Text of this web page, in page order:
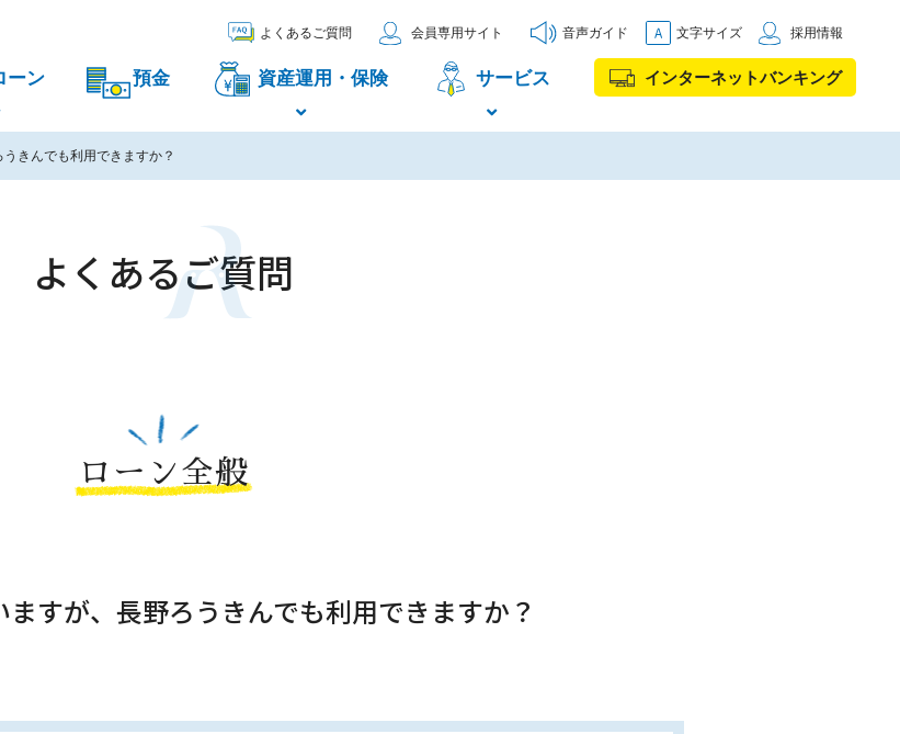
ーン 預金 資産運用・保険 サービス インターネットバンキング
よくあるご質問 会員専用サイト 音声ガイド 文字サイズ 採用情報
きんでも利用できますか？
よくあるご質問
ローン全般
すが、長野ろうきんでも利用できますか？